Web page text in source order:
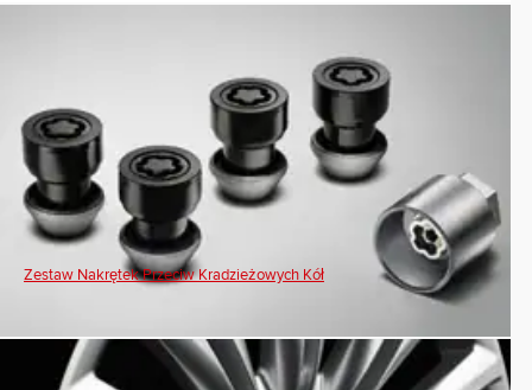
Zestaw Nakrętek Przeciw Kradzieżowych Kół